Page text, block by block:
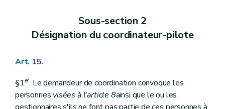
Sous-section 2
Désignation du coordinateur-pilote
Art. 15.
§1er. Le demandeur de coordination convoque les
personnes visées à l'article 8ainsi que le ou les